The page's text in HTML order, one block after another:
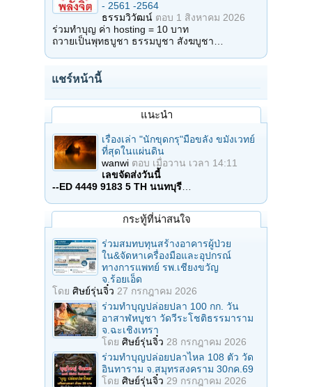
- 2561 -2564
ธรรมวิวัฒน์ ตอบ 1 สิงหาคม 2026
ร่วมทำบุญ ค่า hosting = 10 บาท
ถวายเป็นพุทธบูชา ธรรมบูชา สังฆบูชา…
แชร์หน้านี้
แนะนำ
เรื่องเล่า "นักขุดกรุ"มือขลัง ขมังเวทย์
ที่สุดในแผ่นดิน
wanwi ตอบ เมื่อวาน เวลา 14:11
เลขจัดส่งวันนี้
--ED 4449 9183 5 TH นนทบุรี
กระทู้ที่น่าสนใจ
ร่วมสมทบทุนสร้างอาคารผู้ป่วย
ใน&จัดหาเครื่องมือและอุปกรณ์
ทางการแพทย์ รพ.เชียงขวัญ
จ.ร้อยเอ็ด
โดย ศิษย์รุ่นจิ๋ว 27 กรกฎาคม 2026
ร่วมทําบุญปล่อยปลา 100 กก. วัน
อาสาฬหบูชา วัดวีระโชติธรรมาราม
จ.ฉะเชิงเทรา
โดย ศิษย์รุ่นจิ๋ว 28 กรกฎาคม 2026
ร่วมทําบุญปล่อยปลาไหล 108 ตัว วัด
อินทาราม จ.สมุทรสงคราม 30กค.69
โดย ศิษย์รุ่นจิ๋ว 29 กรกฎาคม 2026